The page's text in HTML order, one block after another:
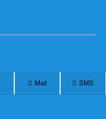
1.5
线
Mail SMS